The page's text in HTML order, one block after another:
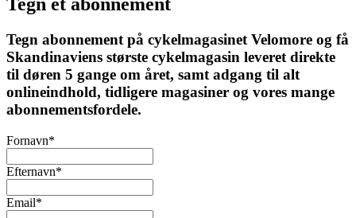
Tegn et abonnement
Tegn abonnement på cykelmagasinet Velomore og få
Skandinaviens største cykelmagasin leveret direkte
til døren 5 gange om året, samt adgang til alt
onlineindhold, tidligere magasiner og vores mange
abonnementsfordele.
Fornavn*
Efternavn*
Email*